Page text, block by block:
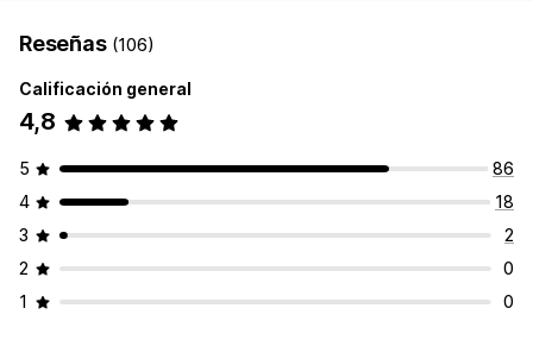
Reseñas (106)
Calificación general
4,8
5
86
4
18
3
2
2
0
1
0